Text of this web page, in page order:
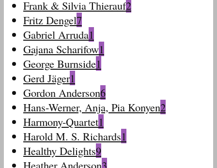
Frank & Silvia Thierauf2
Fritz Dengel7
Gabriel Arruda1
Gajana Scharifow1
George Burnside1
Gerd Jäger1
Gordon Anderson6
Hans-Werner, Anja, Pia Konyen2
Harmony-Quartet1
Harold M. S. Richards1
Healthy Delights9